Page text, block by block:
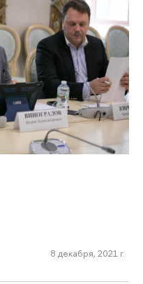
8 декабря, 2021 г.